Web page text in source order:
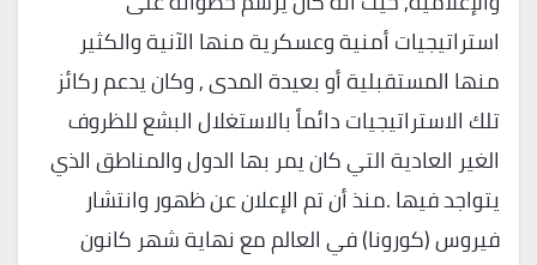
استراتيجيات أمنية وعسكرية منها الآنية والكثير
منها المستقبلية أو بعيدة المدى , وكان يدعم ركائز
تلك الاستراتيجيات دائماً بالاستغلال البشع للظروف
الغير العادية التي كان يمر بها الدول والمناطق الذي
يتواجد فيها .منذ أن تم الإعلان عن ظهور وانتشار
فيروس (كورونا) في العالم مع نهاية شهر كانون